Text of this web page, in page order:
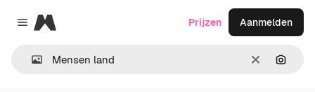
Close menu
Magnific
Wissen
Prijzen Aanmelden